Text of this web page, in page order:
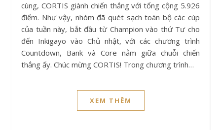
cùng, CORTIS giành chiến thắng với tổng cộng 5.926
điểm. Như vậy, nhóm đã quét sạch toàn bộ các cúp
của tuần này, bắt đầu từ Champion vào thứ Tư cho
đến Inkigayo vào Chủ nhật, với các chương trình
Countdown, Bank và Core nằm giữa chuỗi chiến
thắng ấy. Chúc mừng CORTIS! Trong chương trình…
XEM THÊM